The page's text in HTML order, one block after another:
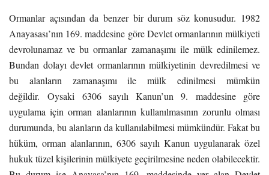
Ormanlar açısından da benzer bir durum söz konusudur. 1982
Anayasası’nın 169. maddesine göre Devlet ormanlarının mülkiyeti
devrolunamaz ve bu ormanlar zamanaşımı ile mülk edinilemez.
Bundan dolayı devlet ormanlarının mülkiyetinin devredilmesi ve
bu alanların zamanaşımı ile mülk edinilmesi mümkün
değildir. Oysaki 6306 sayılı Kanun’un 9. maddesine göre
uygulama için orman alanlarının kullanılmasının zorunlu olması
durumunda, bu alanların da kullanılabilmesi mümkündür. Fakat bu
hüküm, orman alanlarının, 6306 sayılı Kanun uygulanarak özel
hukuk tüzel kişilerinin mülkiyete geçirilmesine neden olabilecektir.